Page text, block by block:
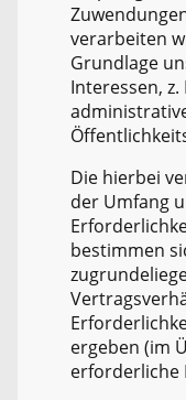
verarbeiten
Grundlage
Interessen, z.
Die hierbei
der Umfang
bestimmen
ergeben (im
erforderliche